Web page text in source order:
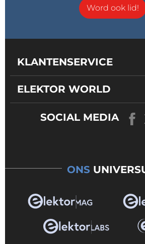
Word ook lid!
KLANTENSERVICE
ELEKTOR WORLD
SOCIAL MEDIA
ONS